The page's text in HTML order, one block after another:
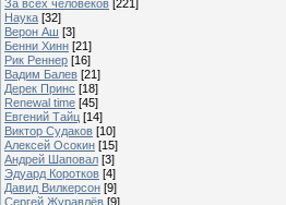
За всех человеков [221]
Наука [32]
Верон Аш [3]
Бенни Хинн [21]
Рик Реннер [16]
Вадим Балев [21]
Дерек Принс [18]
Renewal time [45]
Евгений Тайц [14]
Виктор Судаков [10]
Алексей Осокин [15]
Андрей Шаповал [3]
Эдуард Коротков [4]
Давид Вилкерсон [9]
Сергей Журавлёв [9]